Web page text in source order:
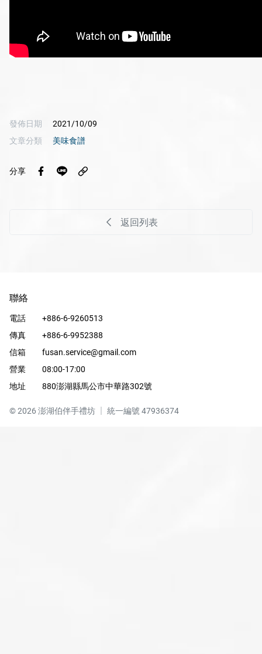
發佈日期
2021/10/09
文章分類
美味食譜
分享
返回列表
聯絡
電話
+886-6-9260513
傳真
+886-6-9952388
信箱
fusan.service@gmail.com
營業
08:00-17:00
地址
880澎湖縣馬公市中華路302號
© 2026 澎湖伯伴手禮坊 │ 統一編號 47936374